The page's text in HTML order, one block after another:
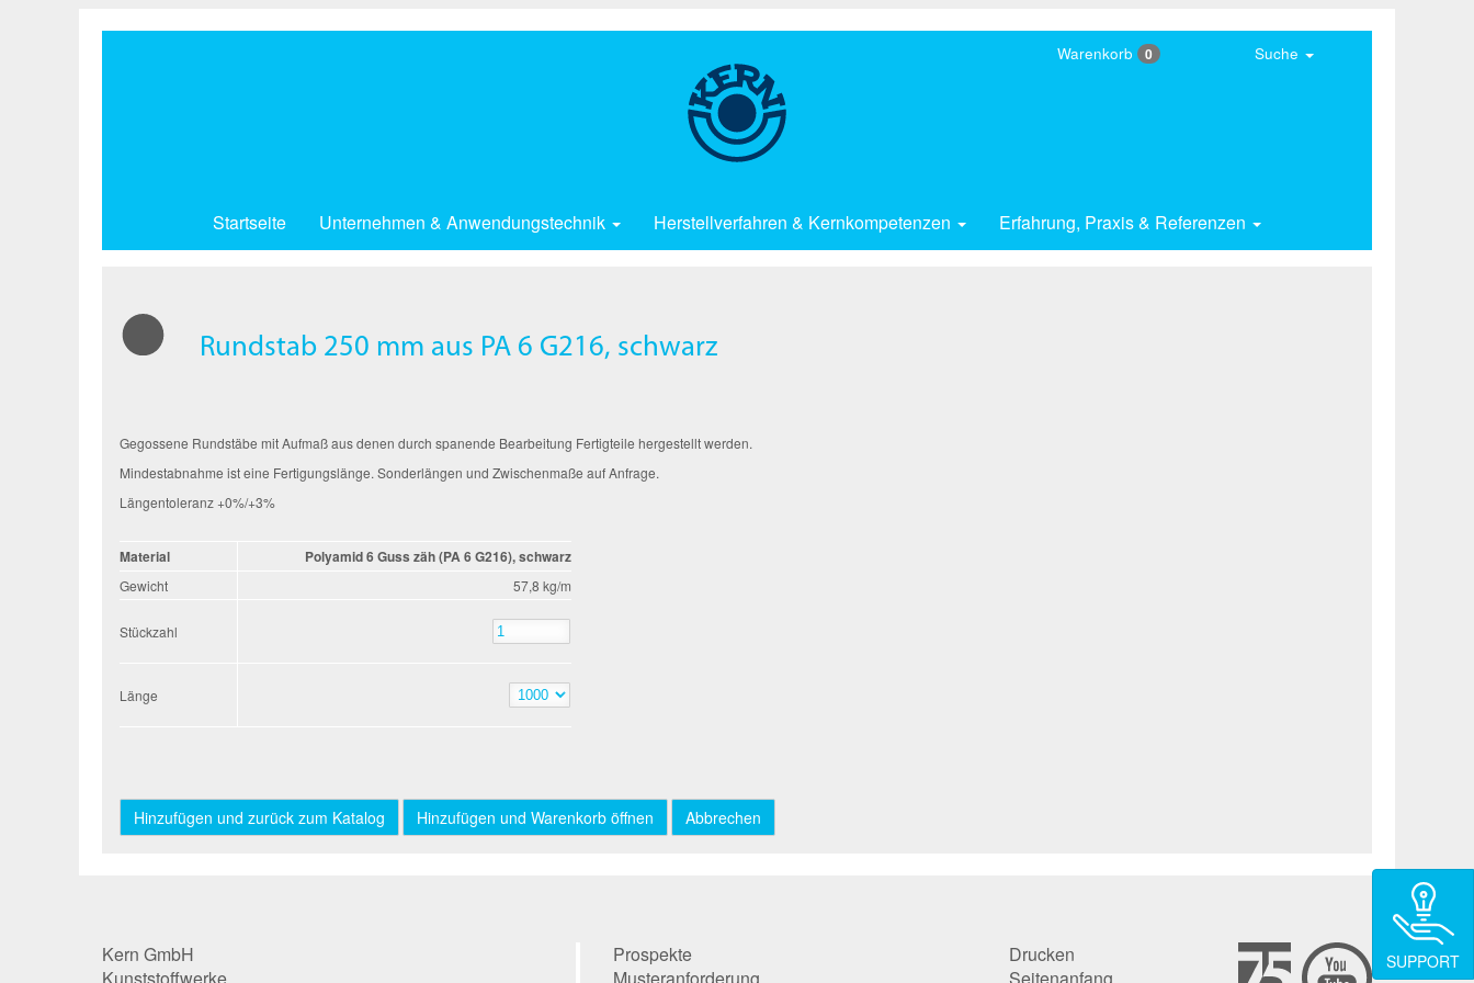
Startseite Unternehmen & Anwendungstechnik Herstellverfahren & Kernkompetenzen Erfahrung, Praxis & Referenzen
Warenkorb 0 Suche
Rundstab 250 mm aus PA 6 G216, schwarz
Gegossene Rundstäbe mit Aufmaß aus denen durch spanende Bearbeitung Fertigteile hergestellt werden.
Mindestabnahme ist eine Fertigungslänge. Sonderlängen und Zwischenmaße auf Anfrage.
Längentoleranz +0%/+3%
Material Polyamid 6 Guss zäh (PA 6 G216), schwarz
Gewicht 57,8 kg/m
Stückzahl
Länge
Kern GmbH
Kunststoffwerke
Prospekte
Musteranforderung
Drucken
Seitenanfang
SUPPORT